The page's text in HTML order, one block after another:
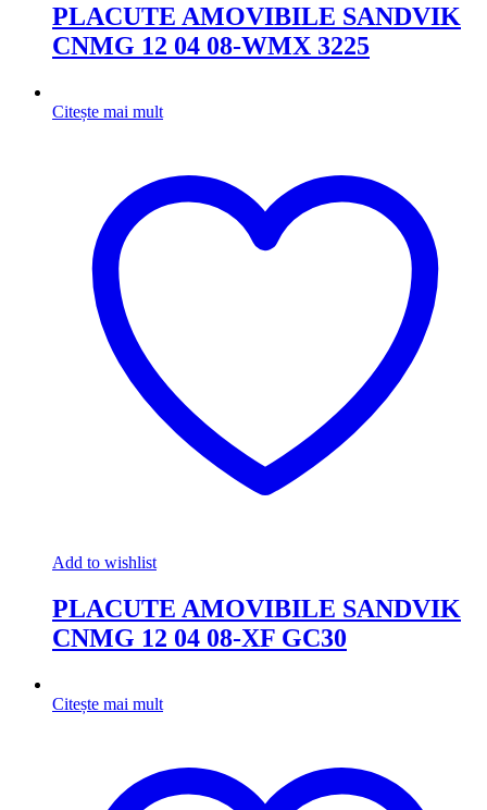
PLACUTE AMOVIBILE SANDVIK
CNMG 12 04 08-WMX 3225
Citește mai mult
Add to wishlist
PLACUTE AMOVIBILE SANDVIK
CNMG 12 04 08-XF GC30
Citește mai mult